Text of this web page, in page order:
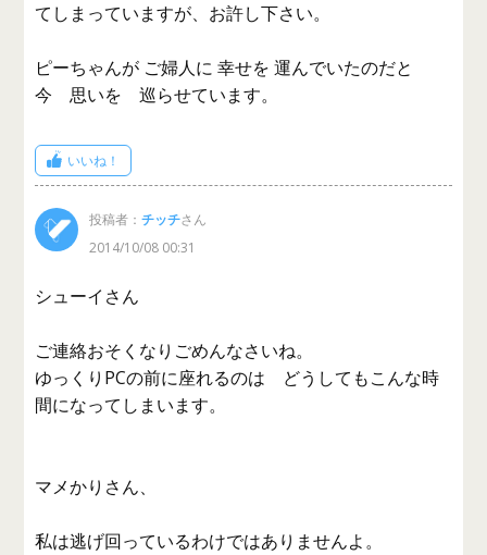
てしまっていますが、お許し下さい。
ピーちゃんが ご婦人に 幸せを 運んでいたのだと
今 思いを 巡らせています。
いいね！
投稿者：チッチさん
2014/10/08 00:31
シューイさん
ご連絡おそくなりごめんなさいね。
ゆっくりPCの前に座れるのは どうしてもこんな時
間になってしまいます。
マメかりさん、
私は逃げ回っているわけではありませんよ。